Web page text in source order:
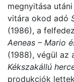
megnyitása utáni
vitára okod adó
(1986), a
Aeneas – Mario
(1988), végül az
Kékszakállú
produkciók